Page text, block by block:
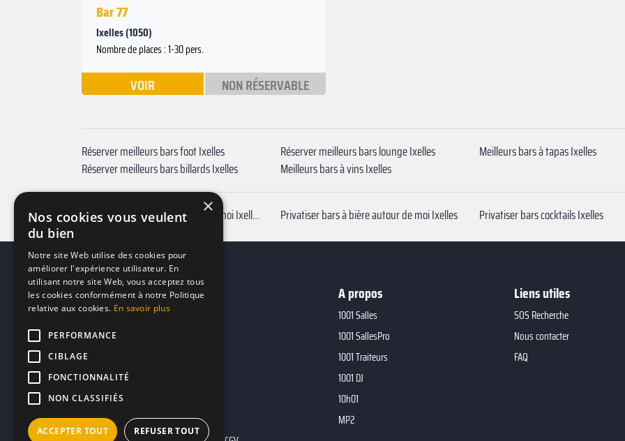
Bar 77
Ixelles (1050)
Nombre de places : 1-30 pers.
VOIR NON RÉSERVABLE
Réserver meilleurs bars foot Ixelles Réserver meilleurs bars lounge Ixelles Meilleurs bars à tapas Ixelles
Réserver meilleurs bars billards Ixelles
Meilleurs bars à vins Ixelles
Privatiser Bar pas cher autour de moi Ixelles Privatiser bars à bière autour de moi Ixelles Privatiser bars cocktails Ixelles
A propos
1001 Salles
1001 SallesPro
1001 Traiteurs
1001 DJ
10h01
MP2
Liens utiles
SOS Recherche
Nous contacter
FAQ
×
Nos cookies vous veulent
du bien
Notre site Web utilise des cookies pour
améliorer l'expérience utilisateur. En
utilisant notre site Web, vous acceptez tous
les cookies conformément à notre Politique
relative aux cookies. En savoir plus
PERFORMANCE
CIBLAGE
FONCTIONNALITÉ
NON CLASSIFIÉS
ACCEPTER TOUT REFUSER TOUT